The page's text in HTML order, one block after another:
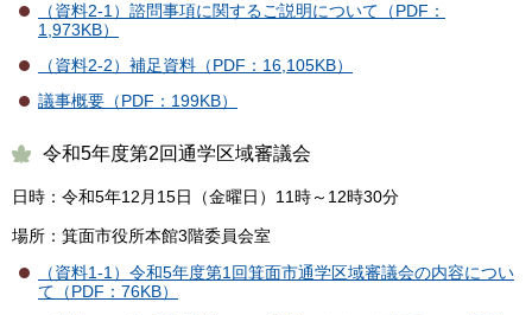
（資料2-1）諮問事項に関するご説明について（PDF：
1,973KB）
（資料2-2）補足資料（PDF：16,105KB）
議事概要（PDF：199KB）
令和5年度第2回通学区域審議会
日時：令和5年12月15日（金曜日）11時～12時30分
場所：箕面市役所本館3階委員会室
（資料1-1）令和5年度第1回箕面市通学区域審議会の内容につい
て（PDF：76KB）